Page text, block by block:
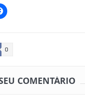
0
COMENTÁRIO